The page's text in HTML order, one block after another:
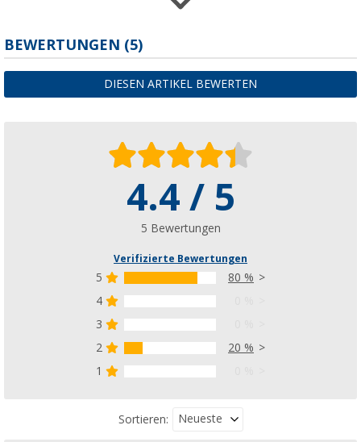
oder Stahl
(24)
abCHF 249,- UVPCHF 279,00
Berger ProFrame Basisgerüst für Vorzelte,
BEWERTUNGEN (5)
DIESEN ARTIKEL BEWERTEN
4.4 / 5
5 Bewertungen
Verifizierte Bewertungen
5
80 %
4
3
2
20 %
1
Sortieren: Neueste